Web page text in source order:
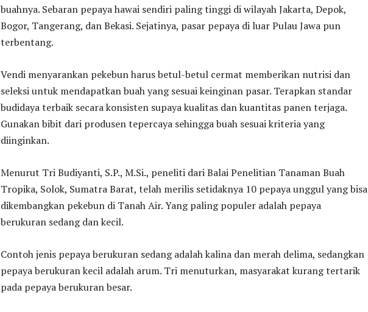
buahnya. Sebaran pepaya hawai sendiri paling tinggi di wilayah Jakarta, Depok,
Bogor, Tangerang, dan Bekasi. Sejatinya, pasar pepaya di luar Pulau Jawa pun
terbentang.
Vendi menyarankan pekebun harus betul-betul cermat memberikan nutrisi dan
seleksi untuk mendapatkan buah yang sesuai keinginan pasar. Terapkan standar
budidaya terbaik secara konsisten supaya kualitas dan kuantitas panen terjaga.
Gunakan bibit dari produsen tepercaya sehingga buah sesuai kriteria yang
diinginkan.
Menurut Tri Budiyanti, S.P., M.Si., peneliti dari Balai Penelitian Tanaman Buah
Tropika, Solok, Sumatra Barat, telah merilis setidaknya 10 pepaya unggul yang bisa
dikembangkan pekebun di Tanah Air. Yang paling populer adalah pepaya
berukuran sedang dan kecil.
Contoh jenis pepaya berukuran sedang adalah kalina dan merah delima, sedangkan
pepaya berukuran kecil adalah arum. Tri menuturkan, masyarakat kurang tertarik
pada pepaya berukuran besar.